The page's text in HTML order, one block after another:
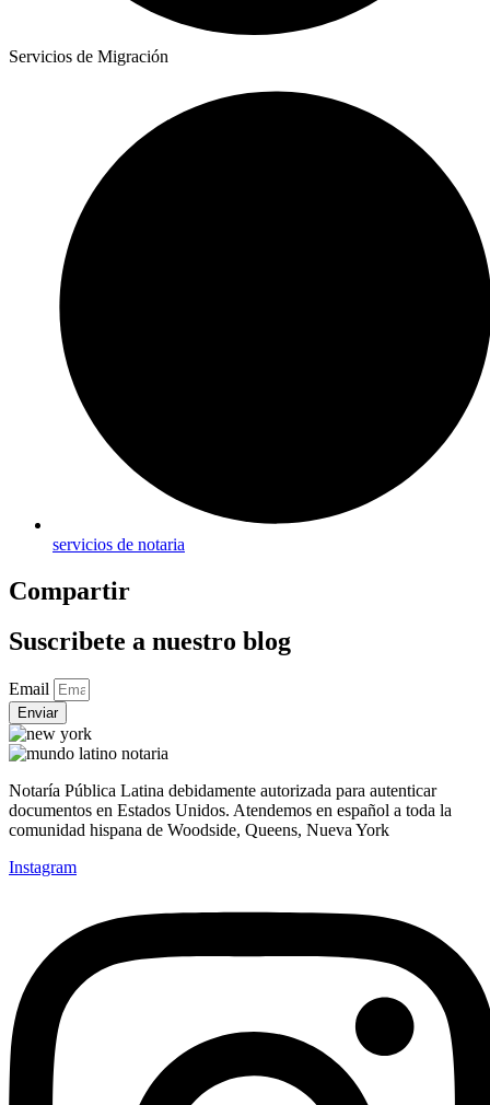
Servicios de Migración
servicios de notaria
Compartir
Suscribete a nuestro blog
Email
Enviar
Notaría Pública Latina debidamente autorizada para autenticar
documentos en Estados Unidos. Atendemos en español a toda la
comunidad hispana de Woodside, Queens, Nueva York
Instagram